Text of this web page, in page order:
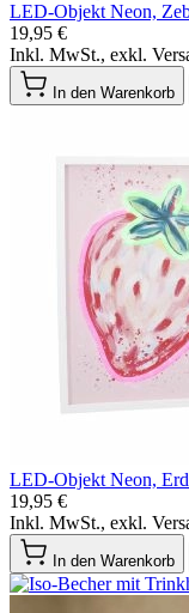
LED-Objekt Neon,
19,95 €
Inkl. MwSt., exkl.
In den Warenkorb
LED-Objekt Neon,
19,95 €
Inkl. MwSt., exkl.
In den Warenkorb